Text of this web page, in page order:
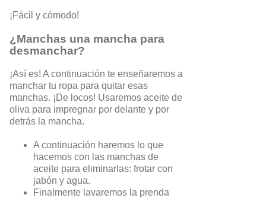
¡Fácil y cómodo!
¿Manchas una mancha para
desmanchar?
¡Así es! A continuación te enseñaremos a
manchar tu ropa para quitar esas
manchas. ¡De locos! Usaremos aceite de
oliva para impregnar por delante y por
detrás la mancha.
A continuación haremos lo que
hacemos con las manchas de
aceite para eliminarlas: frotar con
jabón y agua.
Finalmente lavaremos la prenda